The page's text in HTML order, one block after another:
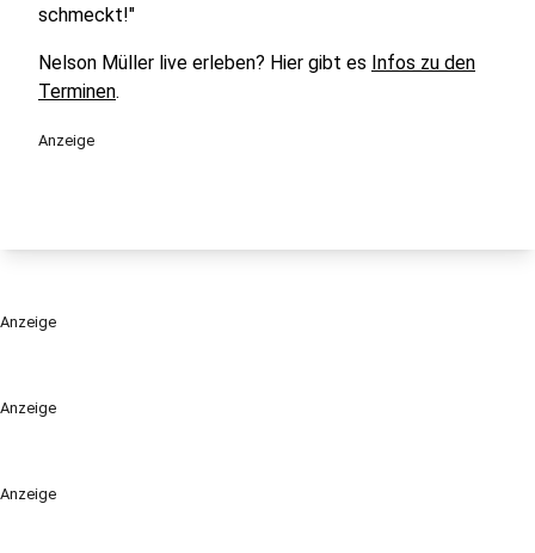
Anzeige
Anzeige
schmeckt!"
Nelson Müller live erleben? Hier gibt es Infos zu den
Terminen.
Anzeige
Anzeige